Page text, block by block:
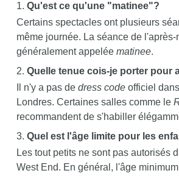
Qu'est ce qu'une "matinee"?
Certains spectacles ont plusieurs
même journée. La séance de l'après-
généralement appelée matinee.
Quelle tenue cois-je porter pour
Il n'y a pas de dress codeofficiel
Londres. Certaines salles comme le
recommandent de s'habiller
Quel est l'âge limite pour les
Les tout petits ne sont pas autorisés
West End. En général, l'âge